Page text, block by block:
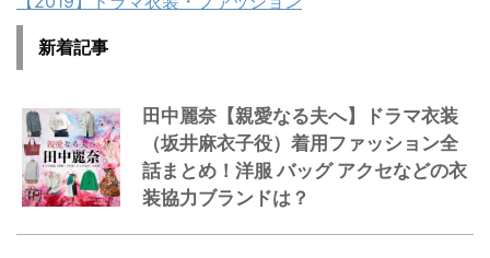
新着記事
田中麗奈【親愛なる夫へ】ドラマ衣装
（坂井麻衣子役）着用ファッション全
話まとめ！洋服 バッグ アクセなどの衣
装協力ブランドは？